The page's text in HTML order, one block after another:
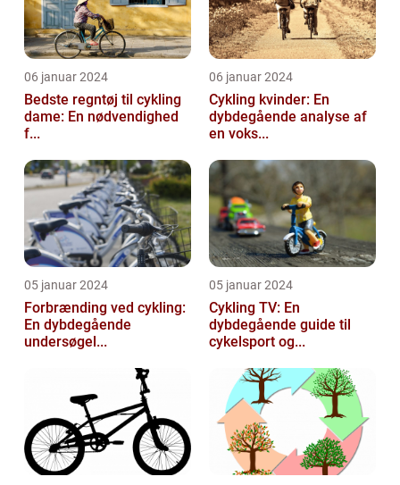
06 januar 2024
Bedste regntøj til cykling
dame: En nødvendighed
f...
06 januar 2024
Cykling kvinder: En
dybdegående analyse af
en voks...
05 januar 2024
Forbrænding ved cykling:
En dybdegående
undersøgel...
05 januar 2024
Cykling TV: En
dybdegående guide til
cykelsport og...